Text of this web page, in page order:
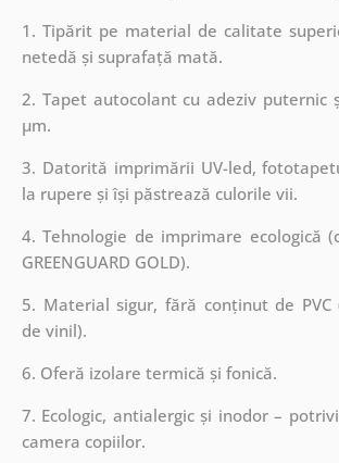
1. Tipărit pe material de calitate
netedă și suprafață mată.
2. Tapet autocolant cu adeziv puternic
µm.
3. Datorită imprimării UV-led,
la rupere și își păstrează culorile vii.
4. Tehnologie de imprimare ecologică
GREENGUARD GOLD).
5. Material sigur, fără conținut de PVC
de vinil).
6. Oferă izolare termică și fonică.
7. Ecologic, antialergic și inodor –
camera copiilor.